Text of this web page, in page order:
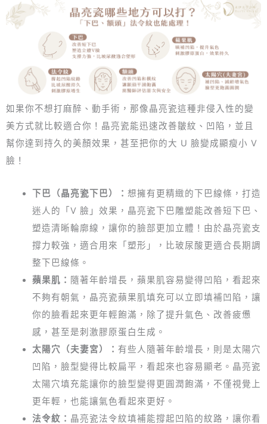
如果你不想打麻醉、動手術，那像晶亮瓷這種非侵入性的變
美方式就比較適合你！晶亮瓷能迅速改善皺紋、凹陷，並且
幫你達到持久的美顏效果，甚至把你的大 U 臉變成顯瘦小 V
臉！
下巴（晶亮瓷下巴）： 想擁有更精緻的下巴線條，打造
迷人的「V 臉」效果，晶亮瓷下巴雕塑能改善短下巴、
塑造清晰輪廓線，讓你的臉部更加立體！由於晶亮瓷支
撐力較強，適合用來「塑形」，比玻尿酸更適合長期調
整下巴線條。
蘋果肌： 隨著年齡增長，蘋果肌容易變得凹陷，看起來
不夠有朝氣，晶亮瓷蘋果肌填充可以立即填補凹陷，讓
你的臉看起來更年輕飽滿，除了提升氣色、改善疲憊
感，甚至是刺激膠原蛋白生成。
太陽穴（夫妻宮）： 有些人隨著年齡增長，則是太陽穴
凹陷，臉型變得比較扁平，看起來也容易顯老。晶亮瓷
太陽穴填充能讓你的臉型變得更圓潤飽滿，不僅視覺上
更年輕，也能讓氣色看起來更好。
法令紋： 晶亮瓷法令紋填補能撐起凹陷的紋路，讓你看